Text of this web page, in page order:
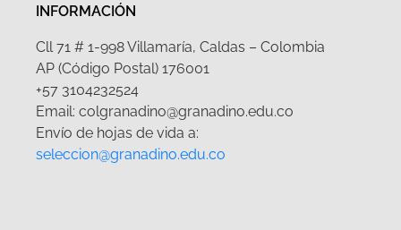
INFORMACIÓN
Cll 71 # 1-998 Villamaría, Caldas – Colombia
AP (Código Postal) 176001
+57 3104232524
Email: colgranadino@granadino.edu.co
Envío de hojas de vida a:
seleccion@granadino.edu.co